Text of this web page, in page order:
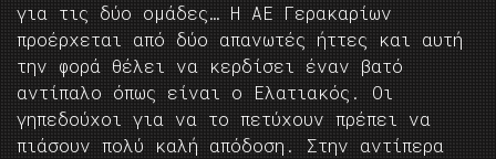
για τις δύο ομάδες… Η ΑΕ Γερακαρίων
προέρχεται από δύο απανωτές ήττες και αυτή
την φορά θέλει να κερδίσει έναν βατό
αντίπαλο όπως είναι ο Ελατιακός. Οι
γηπεδούχοι για να το πετύχουν πρέπει να
πιάσουν πολύ καλή απόδοση. Στην αντίπερα